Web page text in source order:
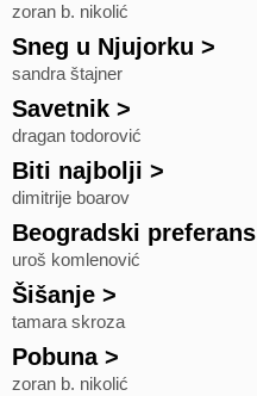
zoran b. nikolić
Sneg u Njujorku >
sandra štajner
Savetnik >
dragan todorović
Biti najbolji >
dimitrije boarov
Beogradski preferans
uroš komlenović
Šišanje >
tamara skroza
Pobuna>
zoran b. nikolić